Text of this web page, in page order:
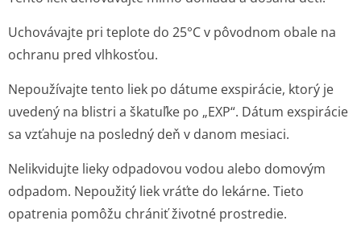
Uchovávajte pri teplote do 25°C v pôvodnom obale na
ochranu pred vlhkosťou.
Nepoužívajte tento liek po dátume exspirácie, ktorý je
uvedený na blistri a škatuľke po „EXP“. Dátum exspirácie
sa vzťahuje na posledný deň v danom mesiaci.
Nelikvidujte lieky odpadovou vodou alebo domovým
odpadom. Nepoužitý liek vráťte do lekárne. Tieto
opatrenia pomôžu chrániť životné prostredie.